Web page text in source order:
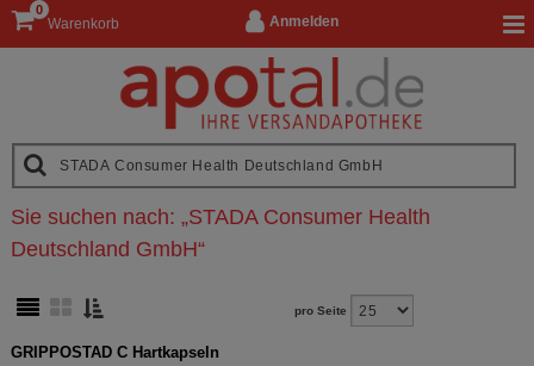
Anmelden
Warenkorb
0
Sie suchen nach: „STADA Consumer Health
Deutschland GmbH“
pro Seite
GRIPPOSTAD C Hartkapseln